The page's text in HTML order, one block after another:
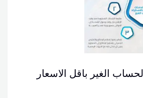
الغير باقل الاسعار